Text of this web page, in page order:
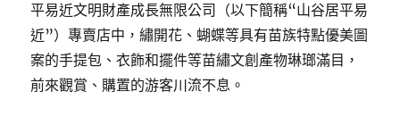
平易近文明財產成長無限公司（以下簡稱“山谷居平易
近”）專賣店中，繡開花、蝴蝶等具有苗族特點優美圖
案的手提包、衣飾和擺件等苗繡文創產物琳瑯滿目，
前來觀賞、購置的游客川流不息。